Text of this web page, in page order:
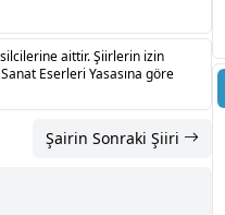
aittir. Şiirlerin izin
Eserleri Yasasına göre
Şairin Sonraki Şiiri